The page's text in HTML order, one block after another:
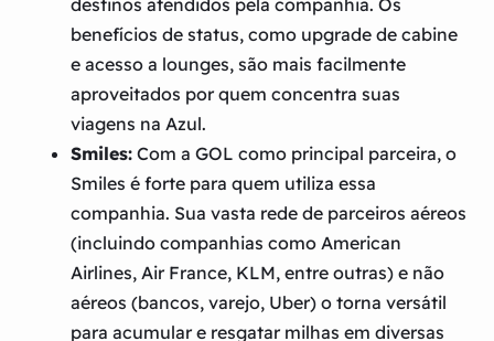
benefícios de status, como upgrade de cabine
e acesso a lounges, são mais facilmente
aproveitados por quem concentra suas
viagens na Azul.
Smiles: Com a GOL como principal parceira, o
Smiles é forte para quem utiliza essa
companhia. Sua vasta rede de parceiros aéreos
(incluindo companhias como American
Airlines, Air France, KLM, entre outras) e não
aéreos (bancos, varejo, Uber) o torna versátil
para acumular e resgatar milhas em diversas